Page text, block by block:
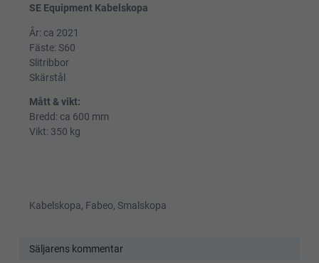
SE Equipment Kabelskopa
År: ca 2021
Fäste: S60
Slitribbor
Skärstål
Mått & vikt:
Bredd: ca 600 mm
Vikt: 350 kg
Kabelskopa, Fabeo, Smalskopa
Säljarens kommentar